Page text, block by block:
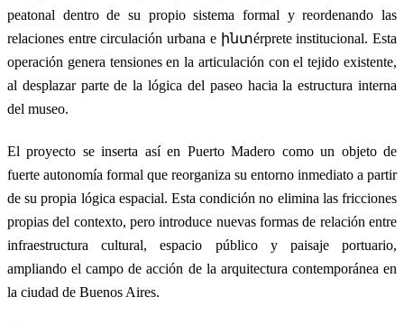
peatonal dentro de su propio sistema formal y reordenando las
relaciones entre circulación urbana e ինտérprete institucional. Esta
operación genera tensiones en la articulación con el tejido existente,
al desplazar parte de la lógica del paseo hacia la estructura interna
del museo.
El proyecto se inserta así en Puerto Madero como un objeto de
fuerte autonomía formal que reorganiza su entorno inmediato a partir
de su propia lógica espacial. Esta condición no elimina las fricciones
propias del contexto, pero introduce nuevas formas de relación entre
infraestructura cultural, espacio público y paisaje portuario,
ampliando el campo de acción de la arquitectura contemporánea en
la ciudad de Buenos Aires.